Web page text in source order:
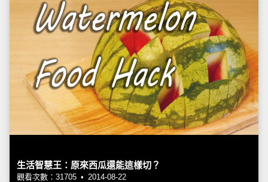
生活智慧王：原來西瓜還能這樣切？
觀看次數：31705 • 2014-08-22